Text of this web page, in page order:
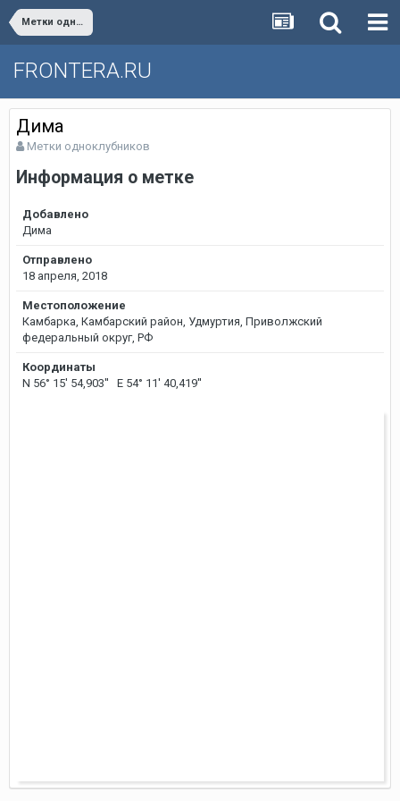
Метки одноклубников
FRONTERA.RU
Дима
Метки одноклубников
Информация о метке
Добавлено
Дима
Отправлено
18 апреля, 2018
Местоположение
Камбарка, Камбарский район, Удмуртия, Приволжский
федеральный округ, РФ
Координаты
N 56° 15' 54,903'' E 54° 11' 40,419''